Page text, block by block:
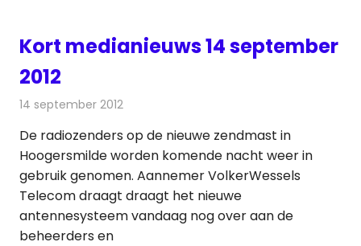
Kort medianieuws 14 september
2012
14 september 2012
De radiozenders op de nieuwe zendmast in
Hoogersmilde worden komende nacht weer in
gebruik genomen. Aannemer VolkerWessels
Telecom draagt draagt het nieuwe
antennesysteem vandaag nog over aan de
beheerders en